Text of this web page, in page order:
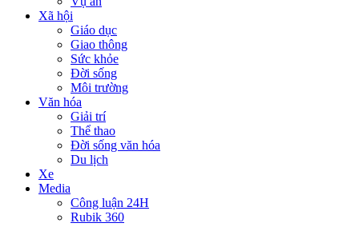
Xã hội
Giáo dục
Giao thông
Sức khỏe
Đời sống
Môi trường
Văn hóa
Giải trí
Thể thao
Đời sống văn hóa
Du lịch
Xe
Media
Công luận 24H
Rubik 360